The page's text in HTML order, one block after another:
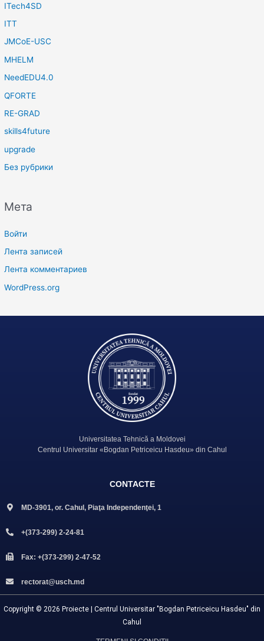
ITech4SD
ITT
JMCoE-USC
MHELM
NeedEDU4.0
QFORTE
RE-GRAD
skills4future
upgrade
Без рубрики
Мета
Войти
Лента записей
Лента комментариев
WordPress.org
Universitatea Tehnică a Moldovei
Centrul Universitar «Bogdan Petriceicu Hasdeu» din Cahul
CONTACTE
MD-3901, or. Cahul, Piaţa Independenţei, 1
+(373-299) 2-24-81
Fax: +(373-299) 2-47-52
rectorat@usch.md
Copyright © 2026 Proiecte | Centrul Universitar "Bogdan Petriceicu Hasdeu" din
Cahul